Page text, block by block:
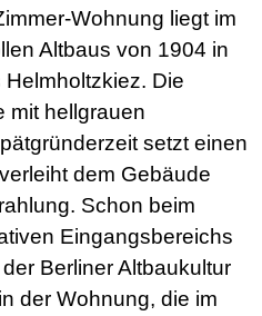
Wohnung liegt im
Altbaus von 1904 in
Die
mit hellgrauen
setzt einen
dem Gebäude
Schon beim
Eingangsbereichs
Berliner Altbaukultur
der Wohnung, die im